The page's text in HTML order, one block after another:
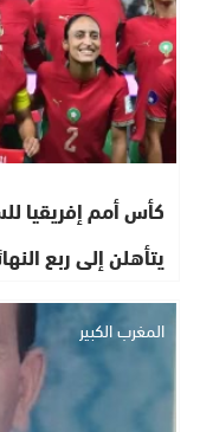
يتأهلن إلى ربع
المغرب الكبير